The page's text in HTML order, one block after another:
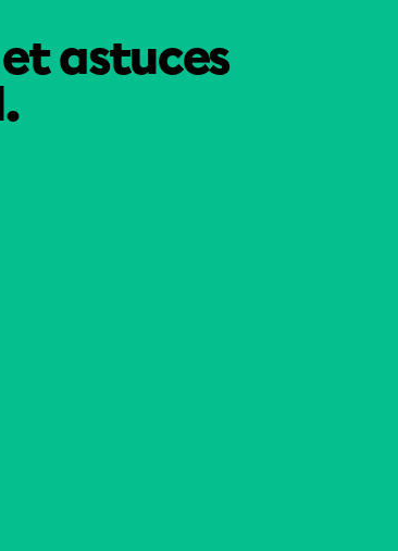
astuces